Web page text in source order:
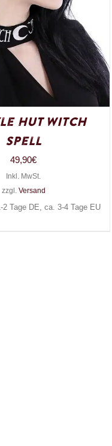
Hut Witch
Spell
49,90€
Inkl. MwSt.
zzgl. Versand
2 Tage DE, ca. 3-4 Tage EU